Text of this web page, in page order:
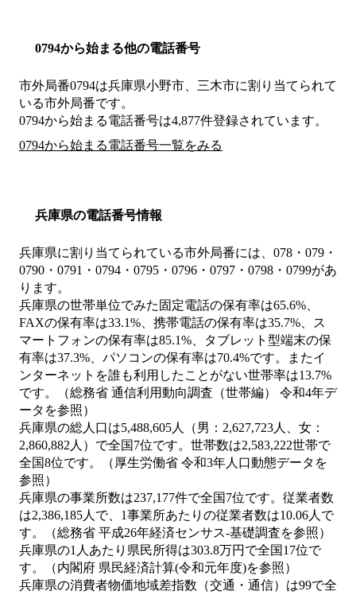
0794から始まる他の電話番号
市外局番0794は兵庫県小野市、三木市に割り当てられて
いる市外局番です。
0794から始まる電話番号は4,877件登録されています。
0794から始まる電話番号一覧をみる
兵庫県の電話番号情報
兵庫県に割り当てられている市外局番には、078・079・
0790・0791・0794・0795・0796・0797・0798・0799があ
ります。
兵庫県の世帯単位でみた固定電話の保有率は65.6%、
FAXの保有率は33.1%、携帯電話の保有率は35.7%、ス
マートフォンの保有率は85.1%、タブレット型端末の保
有率は37.3%、パソコンの保有率は70.4%です。またイ
ンターネットを誰も利用したことがない世帯率は13.7%
です。（総務省 通信利用動向調査（世帯編） 令和4年デ
ータを参照）
兵庫県の総人口は5,488,605人（男：2,627,723人、女：
2,860,882人）で全国7位です。世帯数は2,583,222世帯で
全国8位です。（厚生労働省 令和3年人口動態データを
参照）
兵庫県の事業所数は237,177件で全国7位です。従業者数
は2,386,185人で、1事業所あたりの従業者数は10.06人で
す。（総務省 平成26年経済センサス‐基礎調査を参照）
兵庫県の1人あたり県民所得は303.8万円で全国17位で
す。（内閣府 県民経済計算(令和元年度)を参照）
兵庫県の消費者物価地域差指数（交通・通信）は99で全